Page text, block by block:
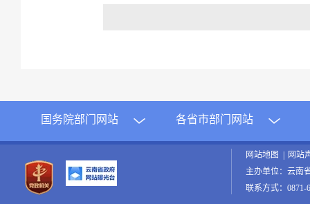
国务院部门网站 各省市部门网站
网站地图 | 网站
主办单位：云南
联系方式：0871-